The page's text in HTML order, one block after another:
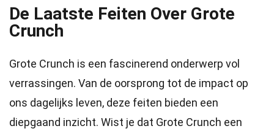
De Laatste Feiten Over Grote
Crunch
Grote Crunch is een fascinerend onderwerp vol
verrassingen. Van de oorsprong tot de impact op
ons dagelijks leven, deze feiten bieden een
diepgaand inzicht. Wist je dat Grote Crunch een